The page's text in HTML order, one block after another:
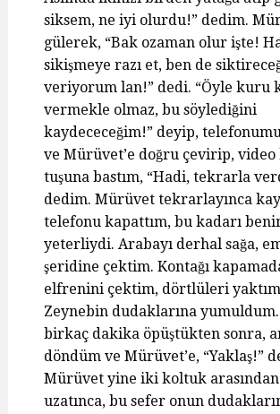
siksem, ne iyi olurdu!” dedim.
gülerek, “Bak ozaman olur işte!
sikişmeye razı et, ben de
veriyorum lan!” dedi. “Öyle kuru
vermekle olmaz, bu söylediğini
kaydececeğim!” deyip,
ve Mürüvet’e doğru çevirip, video
tuşuna bastım, “Hadi, tekrarla
dedim. Mürüvet tekrarlayınca
telefonu kapattım, bu kadarı
yeterliydi. Arabayı derhal sağa,
şeridine çektim. Kontağı
elfrenini çektim, dörtlüleri yaktım
Zeynebin dudaklarına
birkaç dakika öpüştükten sonra,
döndüm ve Mürüvet’e, “Yaklaş!”
Mürüvet yine iki koltuk arasından
uzatınca, bu sefer onun